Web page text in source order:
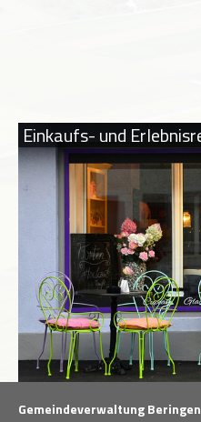
Einkaufs- und
Gemeindeverwaltung Beringen